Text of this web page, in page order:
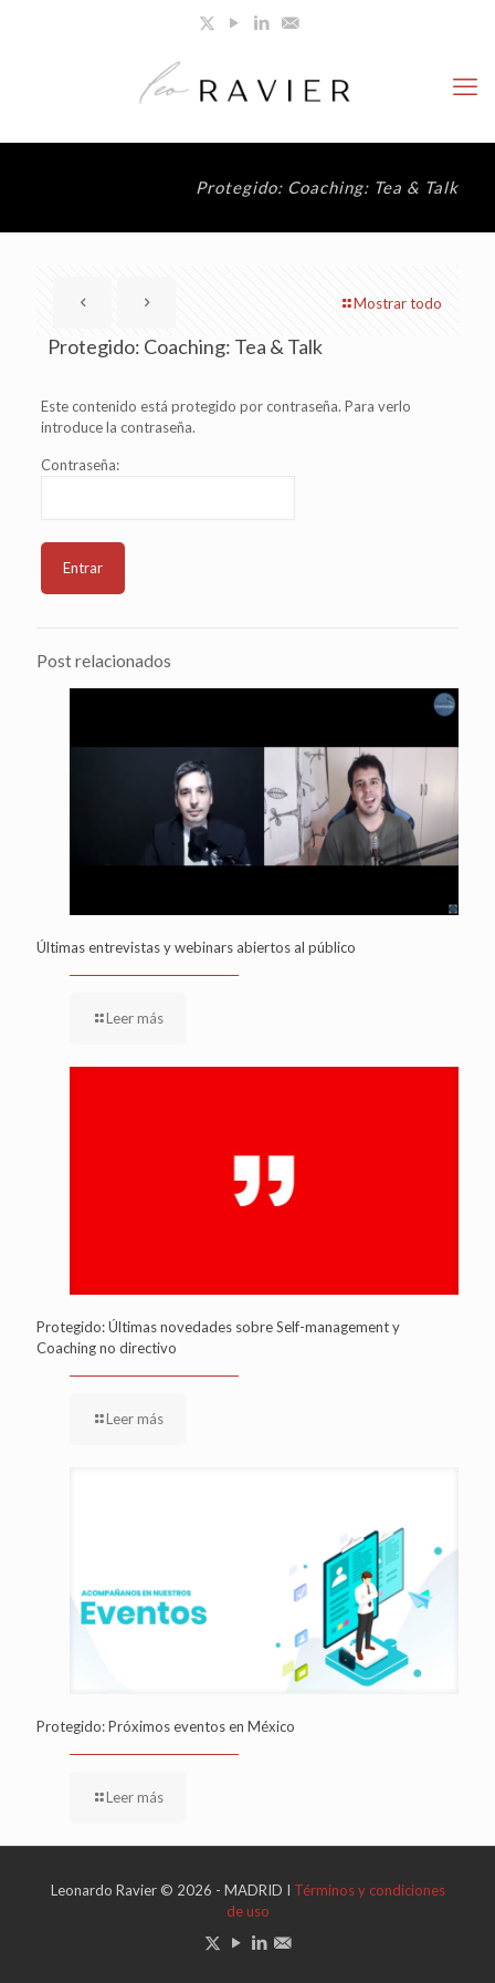
Protegido: Coaching: Tea & Talk
Mostrar todo
Protegido: Coaching: Tea & Talk
Este contenido está protegido por contraseña. Para verlo
introduce la contraseña.
Contraseña:
Post relacionados
Últimas entrevistas y webinars abiertos al público
Leer más
Protegido: Últimas novedades sobre Self-management y
Coaching no directivo
Leer más
Protegido: Próximos eventos en México
Leer más
Leonardo Ravier © 2026 - MADRID I Términos y condiciones
de uso